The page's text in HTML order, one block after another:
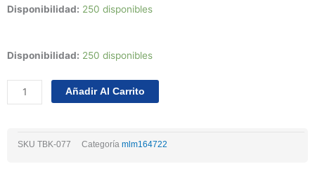
Disponibilidad: 250 disponibles
Disponibilidad: 250 disponibles
Kit
Nx
1.5l
Añadir Al Carrito
SKU TBK-077 Categoría mlm164722